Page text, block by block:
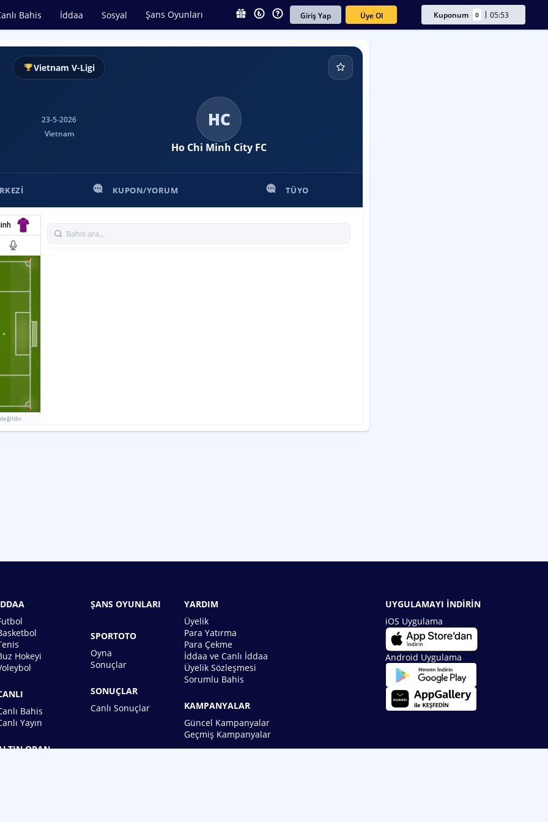
Bahis İddaa Sosyal Şans Oyunları Giriş Yap Üye Ol Kuponum 0 05:53
Vietnam V-Ligi
23-5-2026
Vietnam
HC
Ho Chi Minh City FC
KUPON/YORUM TÜYO
9%
Hokeyi
Bahis
Yayın
ORAN
ŞANS OYUNLARI
SPORTOTO
Oyna
Sonuçlar
SONUÇLAR
Canlı Sonuçlar
YARDIM
Üyelik
Para Yatırma
Para Çekme
İddaa ve Canlı İddaa
Üyelik Sözleşmesi
Sorumlu Bahis
KAMPANYALAR
Güncel Kampanyalar
Geçmiş Kampanyalar
UYGULAMAYI İNDİRİN
iOS Uygulama
Android Uygulama